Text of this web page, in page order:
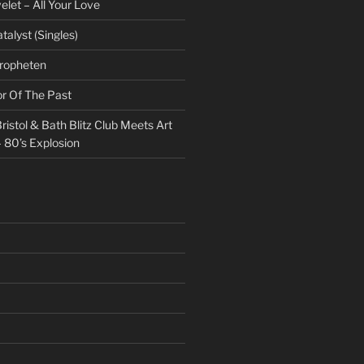
– All Your Love
(Singles)
Of The Past
& Bath Blitz Club Meets Art
Explosion